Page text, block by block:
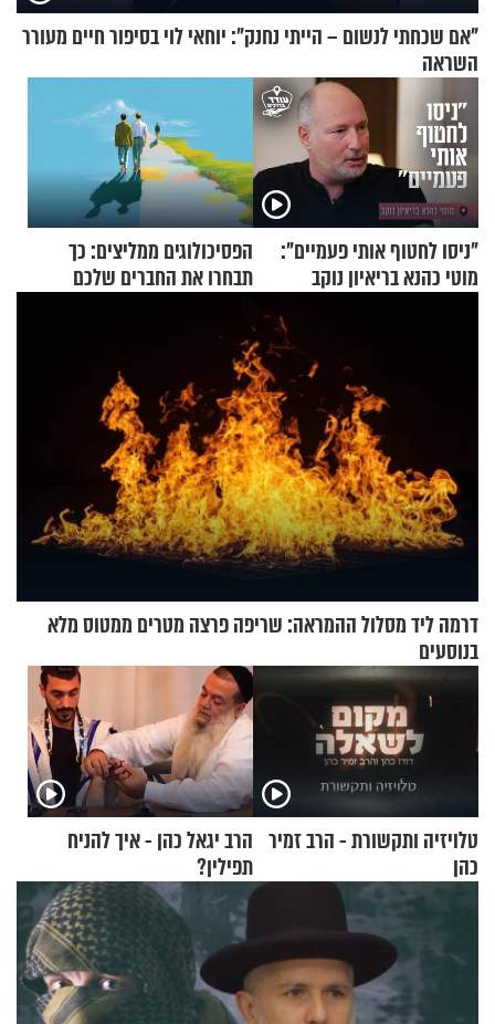
"אם שכחתי לנשום – הייתי נחנק": יוחאי לוי בסיפור חיים מעורר
השראה
"ניסו לחטוף אותי פעמיים":
מוטי כהנא בריאיון נוקב
הפסיכולוגים ממליצים: כך
תבחרו את החברים שלכם
דרמה ליד מסלול ההמראה: שריפה פרצה מטרים ממטוס מלא
בנוסעים
טלויזיה ותקשורת - הרב זמיר
כהן
הרב יגאל כהן - איך להניח
תפילין?